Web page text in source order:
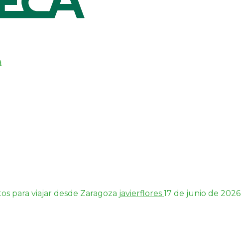
para viajar desde Zaragoza javierflores 17 de junio de 2026